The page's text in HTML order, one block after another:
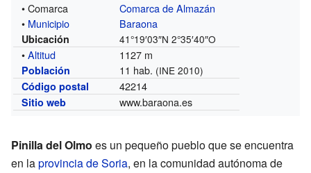
• Comarca
Comarca de Almazán
• Municipio Baraona
Ubicación 41°19′03″N 2°35′40″O
•Altitud 1127 m
Población 11 hab. (INE 2010)
Código postal
42214
Sitio web www.baraona.es
Pinilla del Olmo es un pequeño pueblo que se encuentra
en laprovincia de Soria, en la comunidad autónoma de